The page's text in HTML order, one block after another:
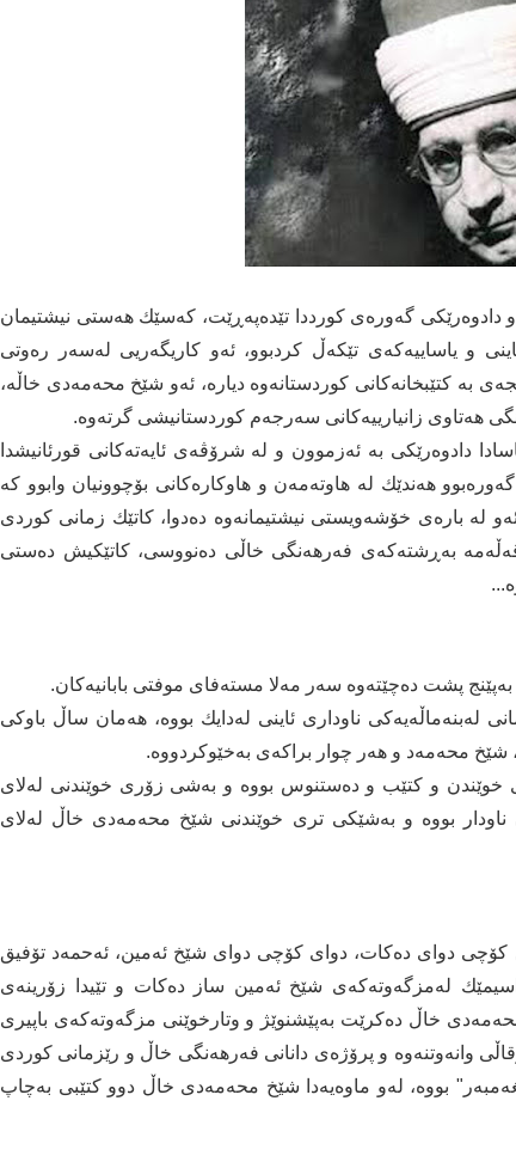
دادوەرێكی گەورەی كورددا تێده‌په‌ڕێت، كه‌سێك هه‌ستی نیشتیمان
و یاساییه‌كه‌ی تێكه‌ڵ كردبوو، ئه‌و كاریگەریی لەسەر رەوتی
به‌ كتێبخانه‌كانی كوردستانه‌وه‌ دیارە، ئەو شێخ محەمەدی خاڵە،
هه‌تاوی زانیارییه‌كانی سه‌رجه‌م كوردستانیشی گرته‌وه‌.
دادوه‌رێكی به‌ ئه‌زموون و له‌ شرۆڤه‌ی ئایه‌ته‌كانی قورئانیشدا
هه‌ندێك له‌ هاوته‌مه‌ن و هاوكاره‌كانی بۆچوونیان وابوو كه‌
له‌ باره‌ی خۆشه‌ویستی نیشتیمانه‌وه‌ ده‌دوا، كاتێك زمانی كوردی
به‌ڕشته‌كه‌ی فه‌رهه‌نگی خاڵی ده‌نووسی، كاتێكیش ده‌ستی
پشت دەچێتەوە سەر مەلا مستەفای موفتی بابانیەكان.
خاڵ ساڵی 1904 لە شاری سلێمانی لەبنەماڵەیەكی ناوداری ئاینی لەدایك بووە، هەمان ساڵ باوكی
شێخ محەمەد و هەر چوار براكەی بەخێوكردووە.
خوێندن و كتێب و دەستنوس بووە و بەشی زۆری خوێندنی لەلای
ناودار بووە و بەشێكی تری خوێندنی شێخ محەمەدی خاڵ لەلای
خاڵ كۆچی دوای دەكات، دوای كۆچی دوای شێخ ئەمین، ئەحمەد تۆفیق
لەمزگەوتەكەی شێخ ئەمین ساز دەكات و تێیدا زۆرینەی
خاڵ دەكرێت بەپێشنوێژ و وتارخوێنی مزگەوتەكەی باپیری
دەگرێتەوە، لەو كاتەوە تا ساڵی 1938 سەرقاڵی وانەوتنەوە و پرۆژەی دانانی فەرهەنگی خاڵ و رێزمانی كوردی
بووە، لەو ماوەیەدا شێخ محەمەدی خاڵ دوو كتێبی بەچاپ